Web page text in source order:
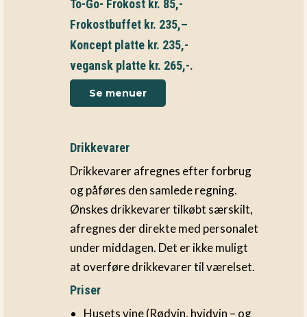
To-Go- Frokost kr. 85,-
Frokostbuffet kr. 235,–
Koncept platte kr. 235,-
vegansk platte kr. 265,-.
Se menuer
Drikkevarer
Drikkevarer afregnes efter forbrug
og påføres den samlede regning.
Ønskes drikkevarer tilkøbt særskilt,
afregnes der direkte med personalet
under middagen. Det er ikke muligt
at overføre drikkevarer til værelset.
Priser
Husets vine (Rødvin, hvidvin – og